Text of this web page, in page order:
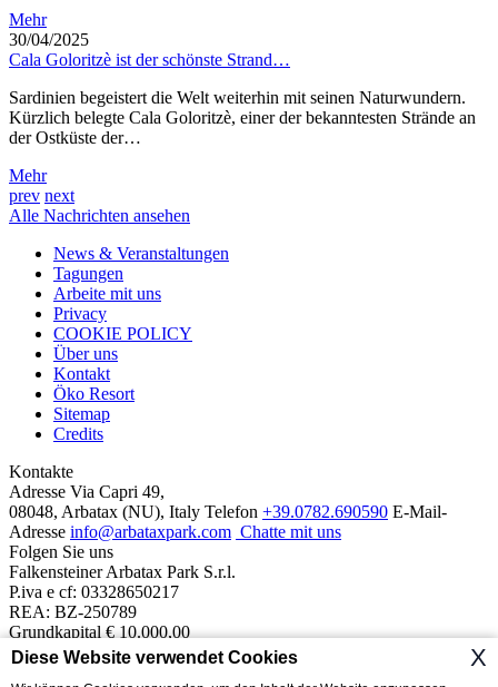
Diese Website verwendet Cookies X
Mehr
30/04/2025
Cala Goloritzè ist der schönste Strand…
Sardinien begeistert die Welt weiterhin mit seinen Naturwundern.
Kürzlich belegte Cala Goloritzè, einer der bekanntesten Strände an
der Ostküste der…
Mehr
prev next
Alle Nachrichten ansehen
News & Veranstaltungen
Tagungen
Arbeite mit uns
Privacy
COOKIE POLICY
Über uns
Kontakt
Öko Resort
Sitemap
Credits
Kontakte
Adresse Via Capri 49,
08048, Arbatax (NU), Italy Telefon +39.0782.690590 E-Mail-
Adresse info@arbataxpark.com Chatte mit uns
Folgen Sie uns
Falkensteiner Arbatax Park S.r.l.
P.iva e cf: 03328650217
REA: BZ-250789
Grundkapital € 10.000,00
Unser Resort
Telis
1